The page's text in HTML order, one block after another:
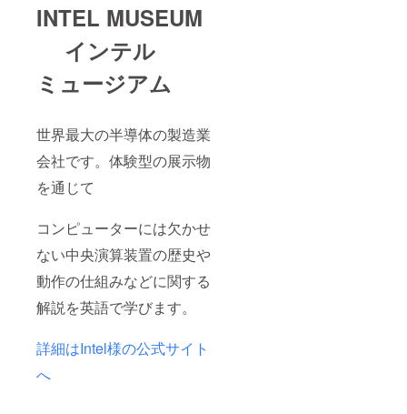
INTEL MUSEUM
インテル
ミュージアム
世界最大の半導体の製造業
会社です。体験型の展示物
を通じて
コンピューターには欠かせ
ない中央演算装置の歴史や
動作の仕組みなどに関する
解説を英語で学びます。
詳細はIntel様の公式サイト
へ